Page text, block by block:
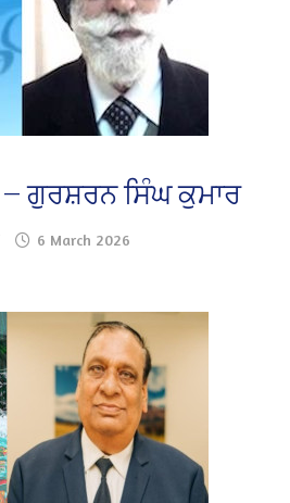
— ਗੁਰਸ਼ਰਨ ਸਿੰਘ ਕੁਮਾਰ
6 March 2026